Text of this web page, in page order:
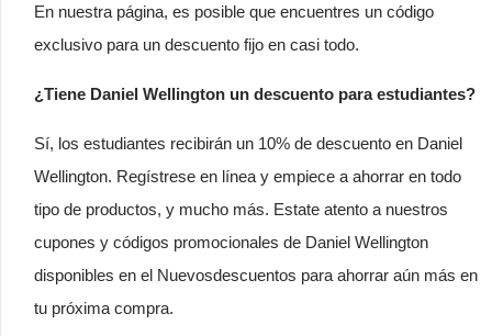
En nuestra página, es posible que encuentres un código
exclusivo para un descuento fijo en casi todo.
¿Tiene Daniel Wellington un descuento para estudiantes?
Sí, los estudiantes recibirán un 10% de descuento en Daniel
Wellington. Regístrese en línea y empiece a ahorrar en todo
tipo de productos, y mucho más. Estate atento a nuestros
cupones y códigos promocionales de Daniel Wellington
disponibles en el Nuevosdescuentos para ahorrar aún más en
tu próxima compra.